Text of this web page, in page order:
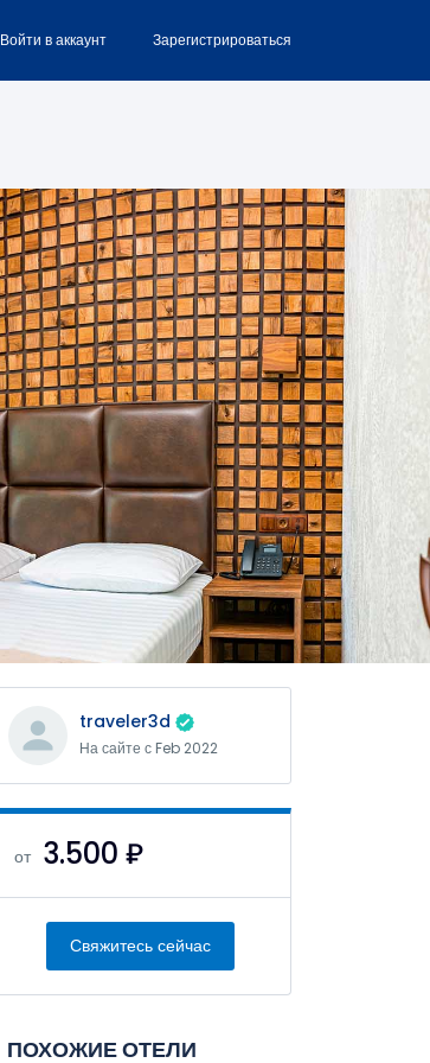
Войти в аккаунт Зарегистрироваться
traveler3d
На сайте с Feb 2022
от 3.500 ₽
Свяжитесь сейчас
ПОХОЖИЕ ОТЕЛИ